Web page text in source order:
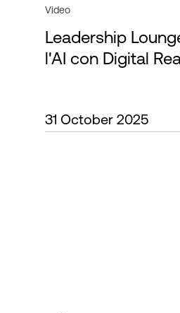
Competenze e Risorse
Language
Video
Leadership
l'AI con Digital
31 October 2025